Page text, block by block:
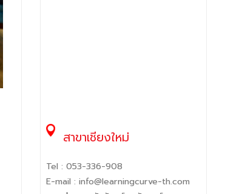
สาขาเชียงใหม่
Tel : 053-336-908
E-mail : info@learningcurve-th.com